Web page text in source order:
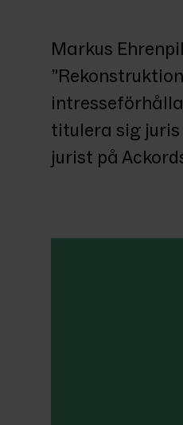
Markus
titulera sig juris
jurist på